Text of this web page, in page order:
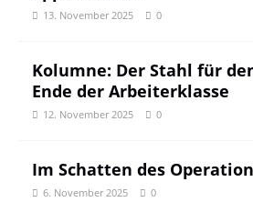
13. November 2025 0
Kolumne: Der Stahl für
Ende der Arbeiterklasse
12. November 2025 0
Im Schatten des
6. November 2025 0